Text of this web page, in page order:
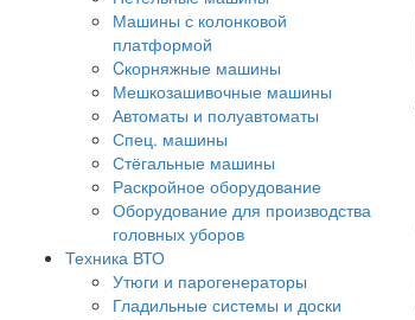
Машины с колонковой
платформой
Cкорняжные машины
Мешкозашивочные машины
Автоматы и полуавтоматы
Спец. машины
Стёгальные машины
Раскройное оборудование
Оборудование для производства
головных уборов
Техника ВТО
Утюги и парогенераторы
Гладильные системы и доски